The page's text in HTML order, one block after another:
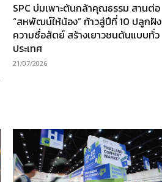
SPC บ่มเพาะต้นกล้าคุณธรรม สานต่อ
“สหพัฒน์ให้น้อง” ก้าวสู่ปีที่ 10 ปลูกฝัง
ความซื่อสัตย์ สร้างเยาวชนต้นแบบทั่ว
ประเทศ
21/07/2026